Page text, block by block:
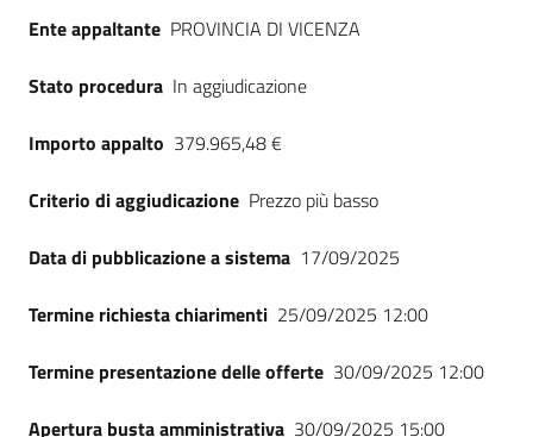
Seguici
Ente appaltante PROVINCIA DI VICENZA
Stato procedura In aggiudicazione
Importo appalto 379.965,48 €
Criterio di aggiudicazione Prezzo più basso
Data di pubblicazione a sistema 17/09/2025
Termine richiesta chiarimenti 25/09/2025 12:00
Termine presentazione delle offerte 30/09/2025 12:00
Apertura busta amministrativa 30/09/2025 15:00